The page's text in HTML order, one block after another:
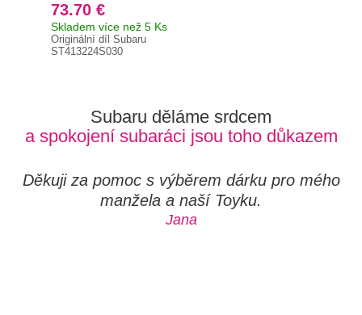
73.70 €
Skladem více než 5 Ks
Originální díl Subaru
ST413224S030
Subaru děláme srdcem
a spokojení subaráci jsou toho důkazem
Děkuji za pomoc s výběrem dárku pro mého
manžela a naší Toyku.
Jana